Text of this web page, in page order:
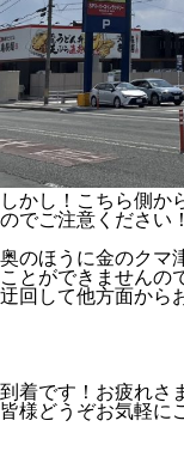
しかし！こちら側か
のでご注意ください！
奥のほうに金のクマ
ことができませんの
迂回して他方面から
到着です！お疲れさ
皆様どうぞお気軽に